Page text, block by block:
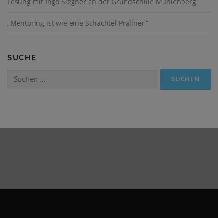
„Mentoring ist wie eine Schachtel Pralinen“
SUCHE
Suchen